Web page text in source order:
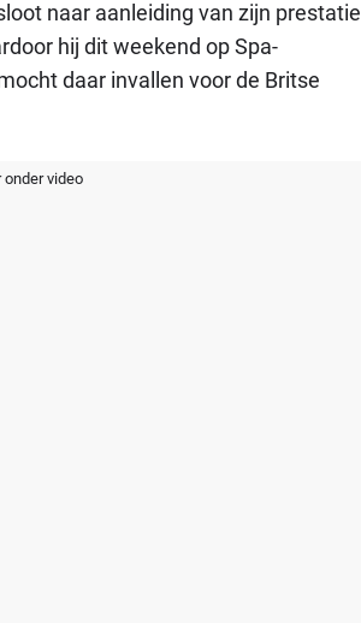
naar aanleiding van zijn
hij dit weekend op Spa-
daar invallen voor de Britse
onder video